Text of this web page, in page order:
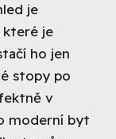
je
které je
ho jen
stopy po
v
moderní byt